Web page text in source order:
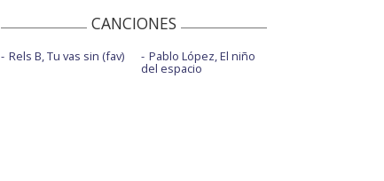
CANCIONES
Rels B, Tu vas sin (fav) Pablo López, El niño
del espacio